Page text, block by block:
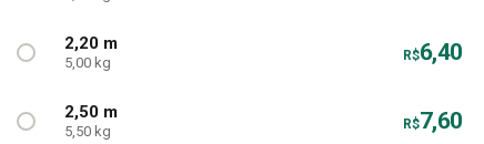
2,20 m
5,00 kg R$6,40
2,50 m
5,50 kg R$7,60